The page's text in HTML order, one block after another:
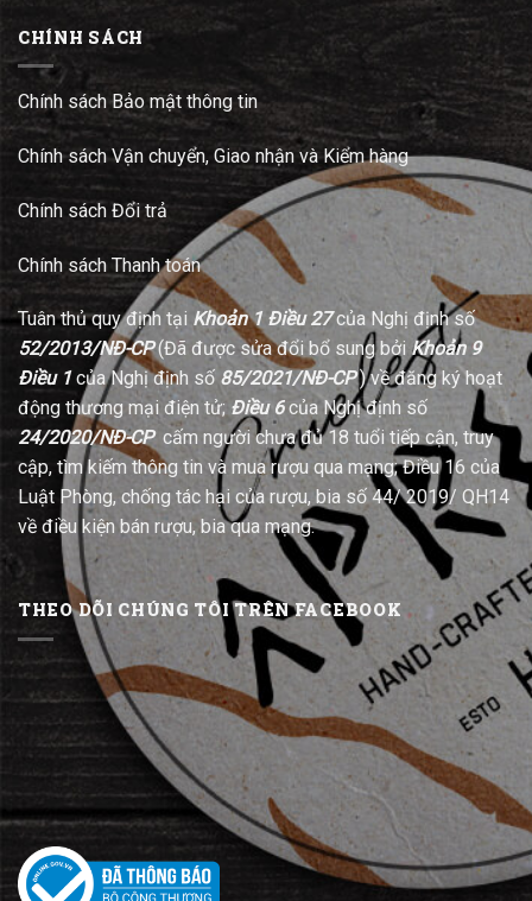
CHÍNH SÁCH
Chính sách Bảo mật thông tin
Chính sách Vận chuyển, Giao nhận và Kiểm hàng
Chính sách Đổi trả
Chính sách Thanh toán
Tuân thủ quy định tại Khoản 1 Điều 27của Nghị định số
52/2013/NĐ-CP(Đã được sửa đổi bổ sung bởi Khoản 9
Điều 1của Nghị định số 85/2021/NĐ-CP) về đăng ký hoạt
động thương mại điện tử; Điều 6của Nghị định số
24/2020/NĐ-CPcấm người chưa đủ 18 tuổi tiếp cận, truy
cập, tìm kiếm thông tin và mua rượu qua mạng; Điều 16 của
Luật Phòng, chống tác hại của rượu, bia số 44/ 2019/ QH14
về điều kiện bán rượu, bia qua mạng.
THEO DÕI CHÚNG TÔI TRÊN FACEBOOK